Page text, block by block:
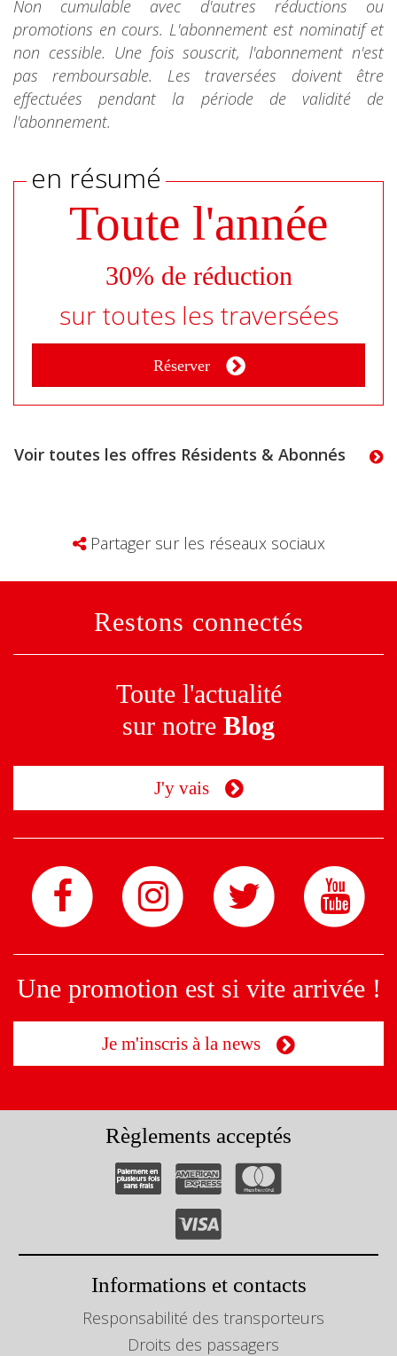
Non cumulable avec d'autres réductions ou
promotions en cours. L'abonnement est nominatif et
non cessible. Une fois souscrit, l'abonnement n'est
pas remboursable. Les traversées doivent être
effectuées pendant la période de validité de
l'abonnement.
en résumé
Toute l'année
30% de réduction
sur toutes les traversées
Réserver
Voir toutes les offres Résidents & Abonnés
Partager sur les réseaux sociaux
Restons connectés
Toute l'actualité
sur notre Blog
J'y vais
Une promotion est si vite arrivée !
Je m'inscris à la news
Règlements acceptés
Informations et contacts
Responsabilité des transporteurs
Droits des passagers